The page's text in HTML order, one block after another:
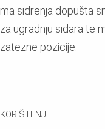
ma sidrenja dopušta
za ugradnju sidara te
zatezne pozicije.
KORIŠTENJE